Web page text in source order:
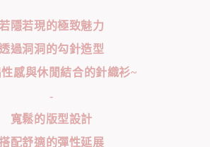
隱若現的極致魅力
透過洞洞的勾針造型
感與休閒結合的針織衫~
-
寬鬆的版型設計
搭配舒適的彈性延展